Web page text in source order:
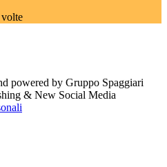
volte
powered by Gruppo Spaggiari
& New Social Media